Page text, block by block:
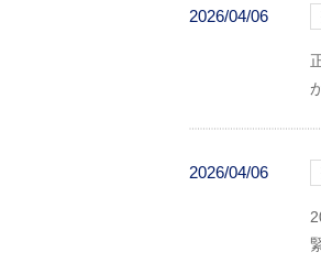
2026/04/06
2026/04/06